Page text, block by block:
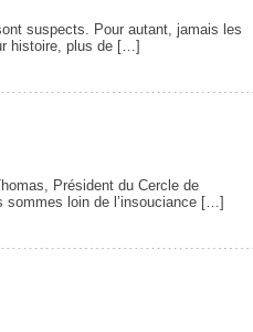
suspects. Pour autant, jamais les
histoire, plus de […]
Président du Cercle de
sommes loin de l’insouciance […]